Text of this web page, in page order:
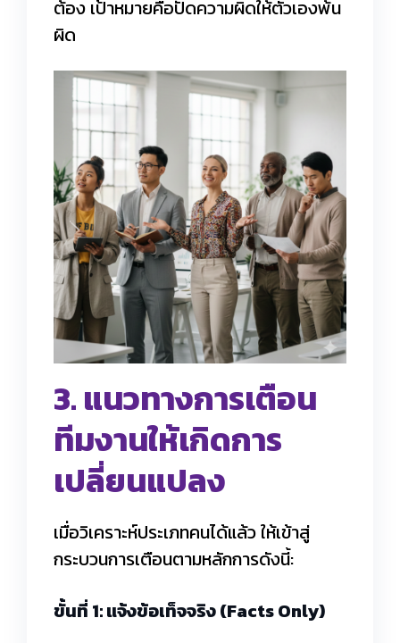
ต้อง เป้าหมายคือปัดความผิดให้ตัวเองพ้น
ผิด
3. แนวทางการเตือน
ทีมงานให้เกิดการ
เปลี่ยนแปลง
เมื่อวิเคราะห์ประเภทคนได้แล้ว ให้เข้าสู่
กระบวนการเตือนตามหลักการดังนี้:
ขั้นที่ 1: แจ้งข้อเท็จจริง (Facts Only)